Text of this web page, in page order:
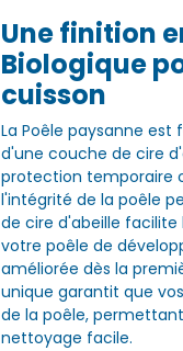
Une finition
Biologique
cuisson
La Poêle paysanne
d'une couche de cire
protection temporaire
l'intégrité de la poêle
de cire d'abeille
votre poêle de
améliorée dès la
unique garantit que
de la poêle,
nettoyage facile.